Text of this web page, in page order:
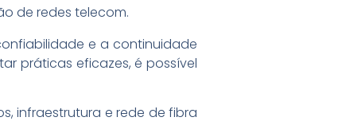
e a continuidade
práticas eficazes, é possível
infraestrutura e rede de fibra